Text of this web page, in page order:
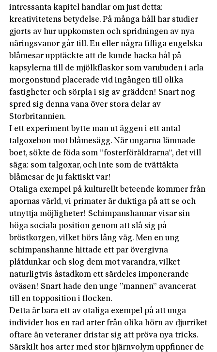
intressanta kapitel handlar om just detta:
kreativitetens betydelse. På många håll har studier
gjorts av hur uppkomsten och spridningen av nya
näringsvanor går till. En eller några fiffiga engelska
blåmesar upptäckte att de kunde hacka hål på
kapsylerna till de mjölkflaskor som varubuden i arla
morgonstund placerade vid ingången till olika
fastigheter och sörpla i sig av grädden! Snart nog
spred sig denna vana över stora delar av
Storbritannien.
I ett experiment bytte man ut äggen i ett antal
talgoxebon mot blåmesägg. När ungarna lämnade
boet, sökte de föda som ”fosterföräldrarna”, det vill
säga: som talgoxar, och inte som de tvättäkta
blåmesar de ju faktiskt var!
Otaliga exempel på kulturellt beteende kommer från
apornas värld, vi primater är duktiga på att se och
utnyttja möjligheter! Schimpanshannar visar sin
höga sociala position genom att slå sig på
bröstkorgen, vilket hörs lång väg. Men en ung
schimpanshanne hittade ett par övergivna
plåtdunkar och slog dem mot varandra, vilket
naturligtvis åstadkom ett särdeles imponerande
oväsen! Snart hade den unge ”mannen” avancerat
till en topposition i flocken.
Detta är bara ett av otaliga exempel på att unga
individer hos en rad arter från olika hörn av djurriket
oftare än veteraner dristar sig att pröva nya tricks.
Särskilt hos arter med stor hjärnvolym uppfinner de